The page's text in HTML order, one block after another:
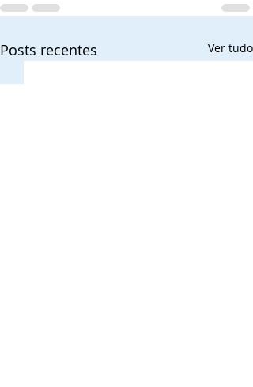
Posts recentes Ver tudo